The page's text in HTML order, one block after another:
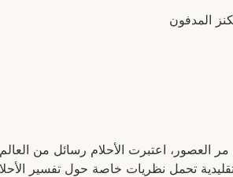
العصور، اعتبرت الأحلام رسائل من
تحمل نظريات خاصة حول تفسير